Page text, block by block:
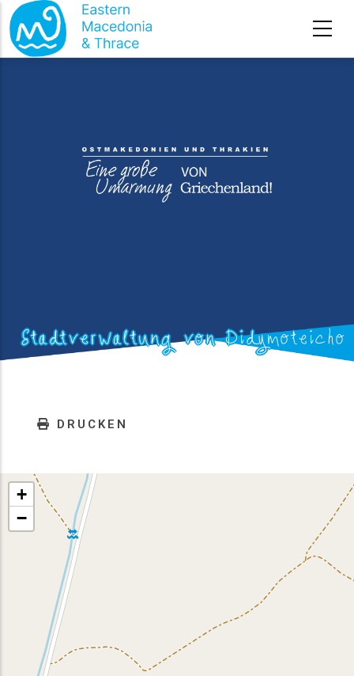
Direkt zum Inhalt
Stadtverwaltung von Didymoteicho
DRUCKEN
+
−